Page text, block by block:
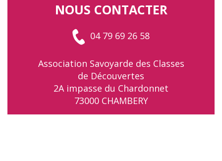
NOUS CONTACTER
04 79 69 26 58
Association Savoyarde des Classes
de Découvertes
2A impasse du Chardonnet
73000 CHAMBERY